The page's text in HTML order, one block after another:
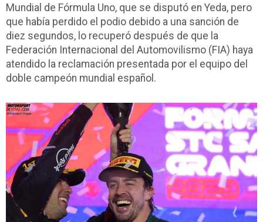
Mundial de Fórmula Uno, que se disputó en Yeda, pero
que había perdido el podio debido a una sanción de
diez segundos, lo recuperó después de que la
Federación Internacional del Automovilismo (FIA) haya
atendido la reclamación presentada por el equipo del
doble campeón mundial español.